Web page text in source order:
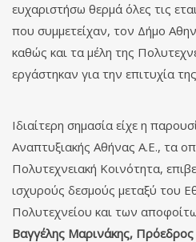
ευχαριστήσω θερμά όλες τις
που συμμετείχαν, τον Δήμο
καθώς και τα μέλη της
εργάστηκαν για την επιτυχία
Ιδιαίτερη σημασία είχε η
Αναπτυξιακής Αθήνας Α.Ε., τα
Πολυτεχνειακή Κοινότητα,
ισχυρούς δεσμούς μεταξύ του
Πολυτεχνείου και των
Βαγγέλης Μαρινάκης, Πρόεδρος